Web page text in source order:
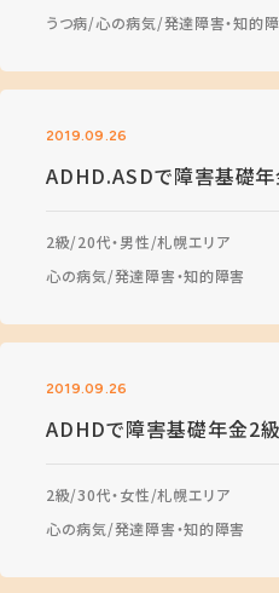
うつ病 心の病気 発達障害・知的
2019.09.26
ADHD.ASDで障害基礎
2級 20代・男性 札幌エリア
心の病気 発達障害・知的障害
2019.09.26
ADHDで障害基礎年金2
2級 30代・女性 札幌エリア
心の病気 発達障害・知的障害